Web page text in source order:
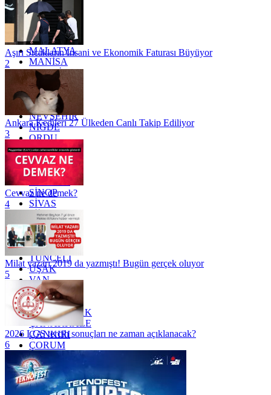
KOCAELİ
KONYA
KÜTAHYA
KİLİS
MALATYA
MANİSA
MARDİN
MERSİN
MUĞLA
MUŞ
NEVŞEHİR
NİĞDE
ORDU
OSMANİYE
RİZE
SAKARYA
SAMSUN
SİNOP
SİVAS
SİİRT
TEKİRDAĞ
TOKAT
TRABZON
TUNCELİ
UŞAK
VAN
YALOVA
YOZGAT
ZONGULDAK
ÇANAKKALE
ÇANKIRI
ÇORUM
İSTANBUL
İZMİR
ŞANLIURFA
ŞIRNAK
Aşırı Sıcakların İnsani ve Ekonomik Faturası Büyüyor
2
Ankara Kedileri 27 Ülkeden Canlı Takip Ediliyor
3
Cevvaz ne demek?
4
Milat yazarı 2019 da yazmıştı! Bugün gerçek oluyor
5
2026 LGS tercih sonuçları ne zaman açıklanacak?
6